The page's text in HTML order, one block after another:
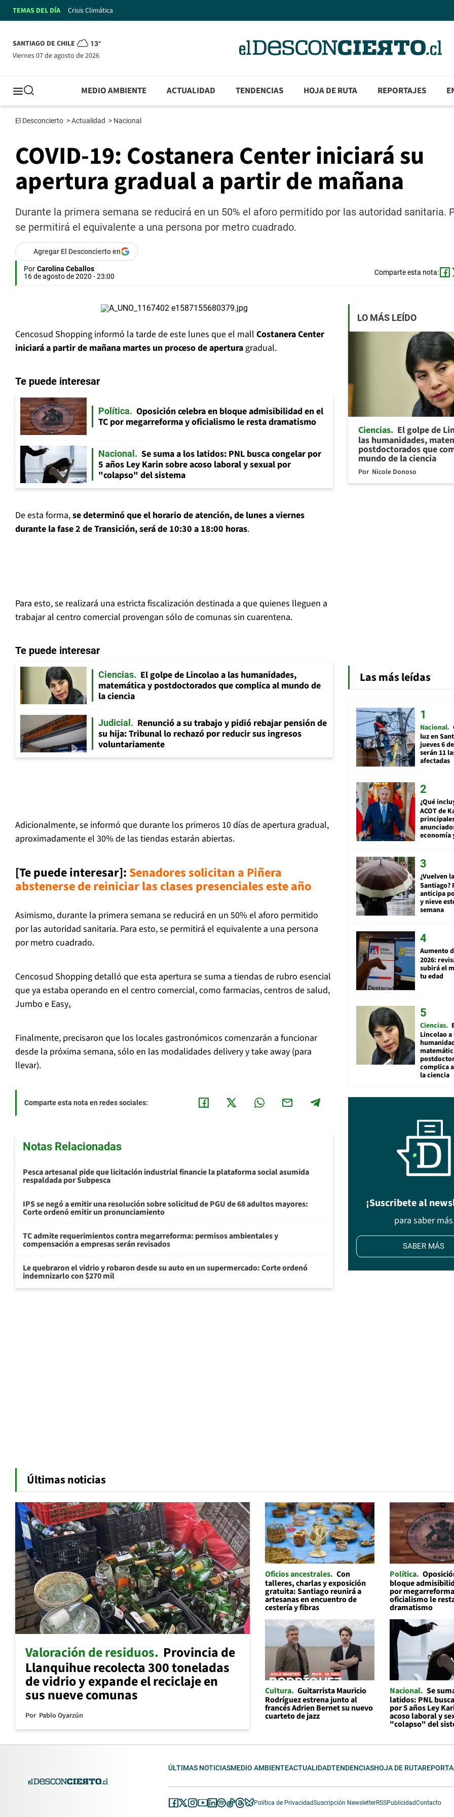
TEMAS DEL DÍA Crisis Climática
SANTIAGO DE CHILE 13°
viernes 07 de agosto de 2026
MEDIO AMBIENTE ACTUALIDAD TENDENCIAS HOJA DE RUTA REPORTAJES
El Desconcierto >Actualidad > Nacional
COVID-19: Costanera Center iniciará su
apertura gradual a partir de mañana
Durante la primera semana se reducirá en un 50% el aforo permitido por las autoridad sanitaria.
se permitirá el equivalente a una persona por metro cuadrado.
Agregar El Desconcierto en
Por Carolina Ceballos
16 de agosto de 2020 - 23:00
Comparte esta nota:
Cencosud Shopping informó la tarde de este lunes que el mall Costanera Center
iniciará a partir de mañana martes un proceso de aperturagradual.
Te puede interesar
Política
Oposición celebra en bloque admisibilidad en el
TC por megarreforma y oficialismo le resta dramatismo
Nacional
Se suma a los latidos: PNL busca congelar por
5 años Ley Karin sobre acoso laboral y sexual por
"colapso" del sistema
De esta forma,se determinó que el horario de atención, de lunes a viernes
durante la fase 2 de Transición, será de 10:30 a 18:00 horas.
Para esto, se realizará una estricta fiscalización destinada a que quienes lleguen a
trabajar al centro comercial provengan sólo de comunas sin cuarentena.
Te puede interesar
Ciencias
El golpe de Lincolao a las humanidades,
matemática y postdoctorados que complica al mundo de
la ciencia
Judicial
Renunció a su trabajo y pidió rebajar pensión de
su hija: Tribunal lo rechazó por reducir sus ingresos
voluntariamente
Adicionalmente, se informó que durante los primeros 10 días de apertura gradual,
aproximadamente el 30% de las tiendas estarán abiertas.
[Te puede interesar]: Senadores solicitan a Piñera
abstenerse de reiniciar las clases presenciales este año
Asimismo, durante la primera semana se reducirá en un 50% el aforo permitido
por las autoridad sanitaria. Para esto, se permitirá el equivalente a una persona
por metro cuadrado.
Cencosud Shopping detalló que esta apertura se suma a tiendas de rubro esencial
que ya estaba operando en el centro comercial, como farmacias, centros de salud,
Jumbo e Easy.
Finalmente, precisaron que los locales gastronómicos comenzarán a funcionar
desde la próxima semana, sólo en las modalidades delivery y take away (para
llevar).
Comparte esta nota en redes sociales:
Notas Relacionadas
Pesca artesanal pide que licitación industrial financie la plataforma social asumida
respaldada por Subpesca
IPS se negó a emitir una resolución sobre solicitud de PGU de 68 adultos mayores:
Corte ordenó emitir un pronunciamiento
TC admite requerimientos contra megarreforma: permisos ambientales y
compensación a empresas serán revisados
Le quebraron el vidrio y robaron desde su auto en un supermercado: Corte ordenó
indemnizarlo con $270 mil
LO MÁS LEÍDO
Ciencias El golpe de
las humanidades,
postdoctorados que
mundo de la ciencia
Por Nicole Donoso
Las más leídas
Nacional
luz en
jueves 6
serán 11
afectadas
¿Qué
ACOT de
economía
¿Vuelven
Santiago?
anticipa
y nieve
semana
Aumento
2026:
subirá el
tu edad
Ciencias
Lincolao a
complica
la ciencia
¡Suscribete al
para saber más
SABER MÁS
Últimas noticias
Valoración de residuos Provincia de
Llanquihue recolecta 300 toneladas
de vidrio y expande el reciclaje en
sus nueve comunas
Por Pablo Oyarzún
Oficios ancestrales Con
talleres, charlas y exposición
gratuita: Santiago reunirá a
artesanas en encuentro de
cestería y fibras
Política
bloque
por
oficialismo le
dramatismo
Cultura Guitarrista Mauricio
Rodríguez estrena junto al
francés Adrien Bernet su nuevo
cuarteto de jazz
Nacional Se
latidos: PNL
por 5 años Ley
acoso laboral y
"colapso" del
ÚLTIMAS NOTICIASMEDIO AMBIENTEACTUALIDADTENDENCIASHOJA DE RUTA
Política de PrivacidadSuscripción NewsletterRSSPublicidadContacto